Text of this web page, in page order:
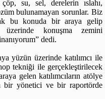
su, sel, derelerin ıslahı,
bulunamayan sorunlar. Biz
bu konuda bir araya gelip
üzerinde konuşma zemini
dedi.
yüzün üzerinde katılımcı ile
tekniği ile gerçekleştirilecek
gelen katılımcıların atölye
bir yönetici ve bir raportörde